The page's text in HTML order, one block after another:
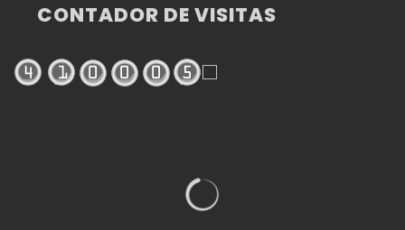
CONTADOR DE VISITAS